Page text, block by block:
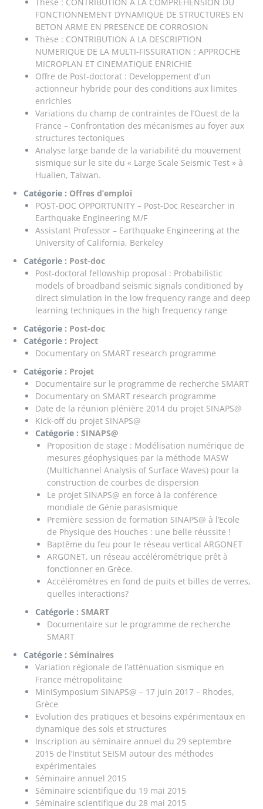
FONCTIONNEMENT DYNAMIQUE DE STRUCTURES EN
BETON ARME EN PRESENCE DE CORROSION
Thèse : CONTRIBUTION A LA DESCRIPTION
NUMERIQUE DE LA MULTI-FISSURATION : APPROCHE
MICROPLAN ET CINEMATIQUE ENRICHIE
Offre de Post-doctorat : Developpement d’un
actionneur hybride pour des conditions aux limites
enrichies
Variations du champ de contraintes de l’Ouest de la
France – Confrontation des mécanismes au foyer aux
structures tectoniques
Analyse large bande de la variabilité du mouvement
sismique sur le site du « Large Scale Seismic Test » à
Hualien, Taiwan.
Catégorie : Offres d’emploi
POST-DOC OPPORTUNITY – Post-Doc Researcher in
Earthquake Engineering M/F
Assistant Professor – Earthquake Engineering at the
University of California, Berkeley
Catégorie : Post-doc
Post-doctoral fellowship proposal : Probabilistic
models of broadband seismic signals conditioned by
direct simulation in the low frequency range and deep
learning techniques in the high frequency range
Catégorie : Post-doc
Catégorie : Project
Documentary on SMART research programme
Catégorie : Projet
Documentaire sur le programme de recherche SMART
Documentary on SMART research programme
Date de la réunion plénière 2014 du projet SINAPS@
Kick-off du projet SINAPS@
Catégorie : SINAPS@
Proposition de stage : Modélisation numérique de
mesures géophysiques par la méthode MASW
(Multichannel Analysis of Surface Waves) pour la
construction de courbes de dispersion
Le projet SINAPS@ en force à la conférence
mondiale de Génie parasismique
Première session de formation SINAPS@ à l’Ecole
de Physique des Houches : une belle réussite !
Baptême du feu pour le réseau vertical ARGONET
ARGONET, un réseau accélérométrique prêt à
fonctionner en Grèce.
Accéléromètres en fond de puits et billes de verres,
quelles interactions?
Catégorie : SMART
Documentaire sur le programme de recherche
SMART
Catégorie : Séminaires
Variation régionale de l’atténuation sismique en
France métropolitaine
MiniSymposium SINAPS@ – 17 juin 2017 – Rhodes,
Grèce
Evolution des pratiques et besoins expérimentaux en
dynamique des sols et structures
Inscription au séminaire annuel du 29 septembre
2015 de l’Institut SEISM autour des méthodes
expérimentales
Séminaire annuel 2015
Séminaire scientifique du 19 mai 2015
Séminaire scientifique du 28 mai 2015